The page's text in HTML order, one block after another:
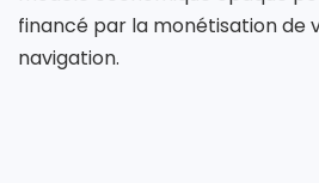
financé par la monétisation de
navigation.